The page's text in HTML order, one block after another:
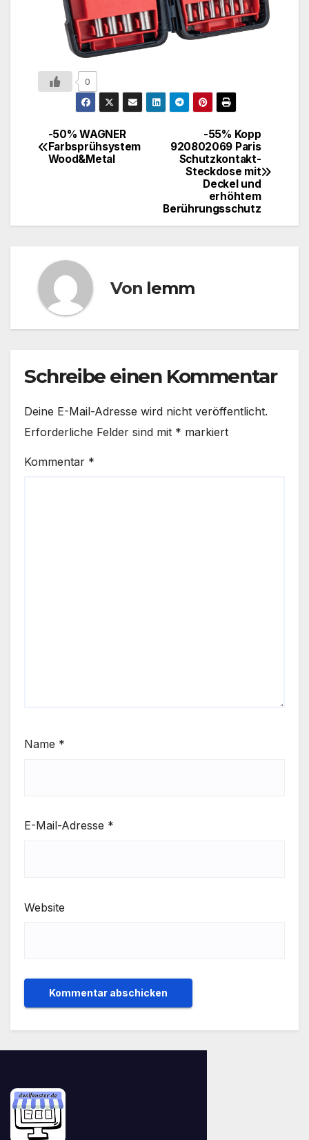
0
-55% Kopp
920802069 Paris
Schutzkontakt-
Steckdose mit
Deckel und
erhöhtem
Berührungsschutz
-50% WAGNER
Farbsprühsystem
Wood&Metal
Von lemm
Schreibe einen Kommentar
Deine E-Mail-Adresse wird nicht veröffentlicht.
Erforderliche Felder sind mit * markiert
Kommentar *
Name *
E-Mail-Adresse *
Website